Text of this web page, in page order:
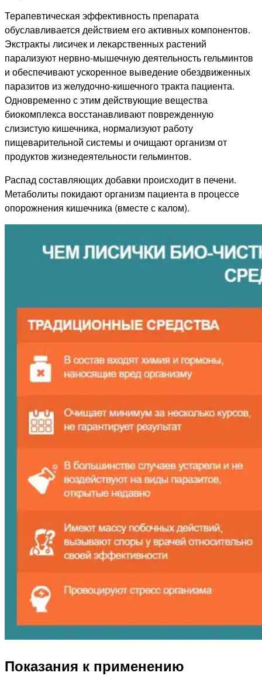
Терапевтическая эффективность препарата
обуславливается действием его активных компонентов.
Экстракты лисичек и лекарственных растений
парализуют нервно-мышечную деятельность гельминтов
и обеспечивают ускоренное выведение обездвиженных
паразитов из желудочно-кишечного тракта пациента.
Одновременно с этим действующие вещества
биокомплекса восстанавливают поврежденную
слизистую кишечника, нормализуют работу
пищеварительной системы и очищают организм от
продуктов жизнедеятельности гельминтов.
Распад составляющих добавки происходит в печени.
Метаболиты покидают организм пациента в процессе
опорожнения кишечника (вместе с калом).
Показания к применению